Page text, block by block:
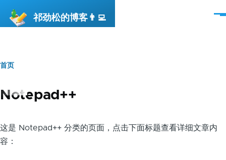
祁劲松的博客👨‍💻
菜
面
包
首页
Notepad++
这是 Notepad++ 分类的页面，点击下面标题查看详细文章内
容：